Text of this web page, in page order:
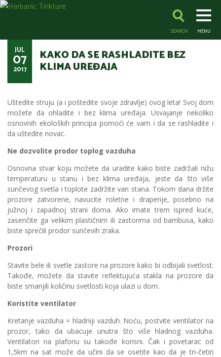
SEARCH MENU
JUL
07
2017
KAKO DA SE RASHLADITE BEZ
KLIMA UREĐAJA
Uštedite struju (a i poštedite svoje zdravlje) ovog leta! Svoj dom
možete da ohladite i bez klima uređaja. Usvajanje nekoliko
osnovnih ekoloških principa pomoći će vam i da se rashladite i
da uštedite novac.
Ne dozvolite prodor toplog vazduha
Osnovna stvar koju možete da uradite kako biste zadržali nižu
temperaturu u stanu i bez klima uređaja, jeste da što više
sunčevog svetla i toplote zadržite van stana. Tokom dana držite
prozore zatvorene, navucite roletne i draperije, posebno na
južnoj i zapadnoj strani doma. Ako imate trem ispred kuće,
zasenčite ga velikim plastičnim ili zastorima od bambusa, kako
biste sprečili prodor sunčevih zraka.
Prozori
Stavite bele ili svetle zastore na prozore kako bi odbijali svetlost.
Takođe, možete da stavite reflektujuća stakla na prozore da
biste smanjili količinu svetlosti koja ulazi u dom.
Koristite ventilator
Kretanje vazduha = hladniji vazduh. Noću, postvite ventilator na
prozor, tako da ubacuje unutra što više hladnog vazduha.
Ventilatori na plafonu su takođe korisni. Čak i povetarac od
1,5km na sat može da učini da se osetite kao da je tri-četiri